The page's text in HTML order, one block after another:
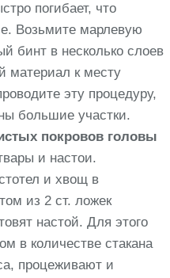
погибает, что
Возьмите марлевую
бинт в несколько слоев
материал к месту
эту процедуру,
большие участки.
покровов головы
и настои.
и хвощ в
из 2 ст. ложек
настой. Для этого
в количестве стакана
процеживают и